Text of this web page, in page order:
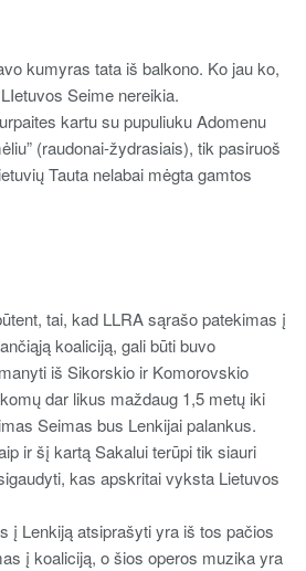
kumyras tata iš balkono. Ko jau ko,
Seime nereikia.
kartu su pupuliuku Adomenu
(raudonai-žydrasiais), tik pasiruoš
Tauta nelabai mėgta gamtos
tai, kad LLRA sąrašo patekimas į
koaliciją, gali būti buvo
iš Sikorskio ir Komorovskio
dar likus maždaug 1,5 metų iki
Seimas bus Lenkijai palankus.
ir šį kartą Sakalui terūpi tik siauri
kas apskritai vyksta Lietuvos
į Lenkiją atsiprašyti yra iš tos pačios
į koaliciją, o šios operos muzika yra